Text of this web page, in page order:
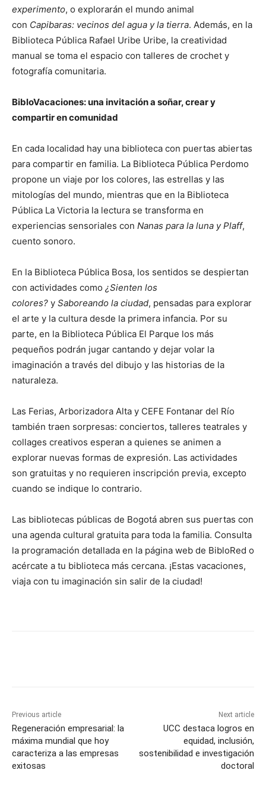
experimento, o explorarán el mundo animal
con Capibaras: vecinos del agua y la tierra. Además, en la
Biblioteca Pública Rafael Uribe Uribe, la creatividad
manual se toma el espacio con talleres de crochet y
fotografía comunitaria.
BibloVacaciones: una invitación a soñar, crear y
compartir en comunidad
En cada localidad hay una biblioteca con puertas abiertas
para compartir en familia. La Biblioteca Pública Perdomo
propone un viaje por los colores, las estrellas y las
mitologías del mundo, mientras que en la Biblioteca
Pública La Victoria la lectura se transforma en
experiencias sensoriales con Nanas para la luna y Plaff,
cuento sonoro.
En la Biblioteca Pública Bosa, los sentidos se despiertan
con actividades como ¿Sienten los
colores? y Saboreando la ciudad, pensadas para explorar
el arte y la cultura desde la primera infancia. Por su
parte, en la Biblioteca Pública El Parque los más
pequeños podrán jugar cantando y dejar volar la
imaginación a través del dibujo y las historias de la
naturaleza.
Las Ferias, Arborizadora Alta y CEFE Fontanar del Río
también traen sorpresas: conciertos, talleres teatrales y
collages creativos esperan a quienes se animen a
explorar nuevas formas de expresión. Las actividades
son gratuitas y no requieren inscripción previa, excepto
cuando se indique lo contrario.
Las bibliotecas públicas de Bogotá abren sus puertas con
una agenda cultural gratuita para toda la familia. Consulta
la programación detallada en la página web de BibloRed o
acércate a tu biblioteca más cercana. ¡Estas vacaciones,
viaja con tu imaginación sin salir de la ciudad!
Previous article
Regeneración empresarial: la
máxima mundial que hoy
caracteriza a las empresas
exitosas
Next article
UCC destaca logros en
equidad, inclusión,
sostenibilidad e investigación
doctoral